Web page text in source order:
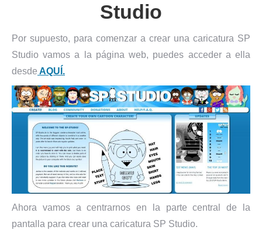
Studio
Por supuesto, para comenzar a crear una caricatura SP
Studio vamos a la página web, puedes acceder a ella
desde AQUÍ.
Ahora vamos a centrarnos en la parte central de la
pantalla para crear una caricatura SP Studio.